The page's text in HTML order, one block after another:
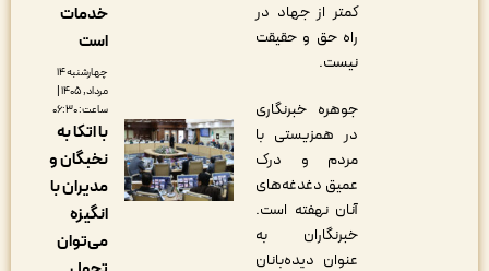
کمتر از جهاد در
راه حق و حقیقت
جوهره خبرنگاری
در همزیستی با
مردم و درک
عمیق دغدغه‌های
آنان نهفته است.
خبرنگاران به
عنوان دیده‌بانان
چهارشنبه ۱۴
مرداد, ۱۴۰۵ |
با اتکا به
نخبگان و
مدیران با
می‌توان